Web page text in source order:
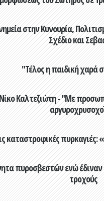
στην Κυνουρία,
Σχέδιο και
"Τέλος η παιδική χαρά
Καλτεζιώτη - "Με
καταστροφικές
πυροσβεστών ενώ
τροχούς